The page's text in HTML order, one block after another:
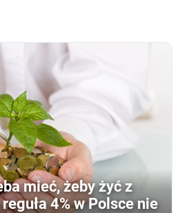
mieć, żeby żyć z
4% w Polsce nie